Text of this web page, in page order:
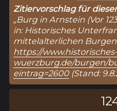
Zitiervorschlag für
„Burg in Arnstein (Vor
in: Historisches
mittelalterlichen Burgen
https://
wuerzburg.de/burgen/
eintrag=2600(Stand: